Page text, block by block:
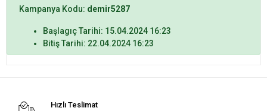
Kampanya Kodu: demir5287
Başlagıç Tarihi: 15.04.2024 16:23
Bitiş Tarihi: 22.04.2024 16:23
Hızlı Teslimat